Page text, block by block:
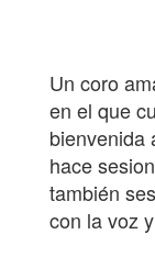
Un coro
en el que
bienvenida
hace
también
con la voz